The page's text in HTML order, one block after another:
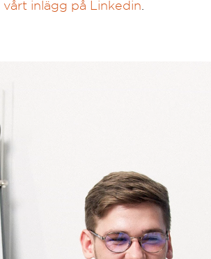
vårt inlägg på Linkedin